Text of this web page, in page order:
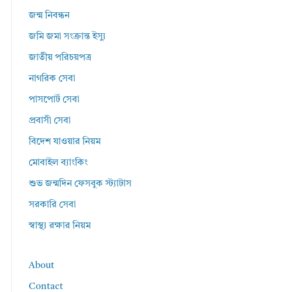
জন্ম নিবন্ধন
জমি জমা সংক্রান্ত ইস্যু
জাতীয় পরিচয়পত্র
নাগরিক সেবা
পাসপোর্ট সেবা
প্রবাসী সেবা
বিদেশ যাওয়ার নিয়ম
মোবাইল ব্যাংকিং
শুভ জন্মদিন ফেসবুক স্ট্যাটাস
সরকারি সেবা
স্বাস্থ্য রক্ষার নিয়ম
About
Contact